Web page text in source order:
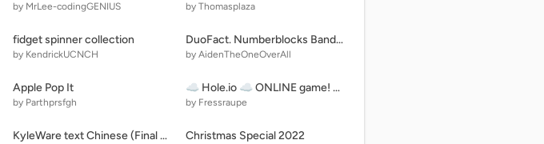
by MrLee-codingGENIUS by Thomasplaza
fidget spinner collection
by KendrickUCNCH
DuoFact. Numberblocks Band But I Revamped The Animations
by AidenTheOneOverAll
Apple Pop It
by Parthprsfgh
☁️ Hole.io ☁️ ONLINE game! #all #games #online
by Fressraupe
KyleWare text Chinese (Final Stage) Christmas Special 2022